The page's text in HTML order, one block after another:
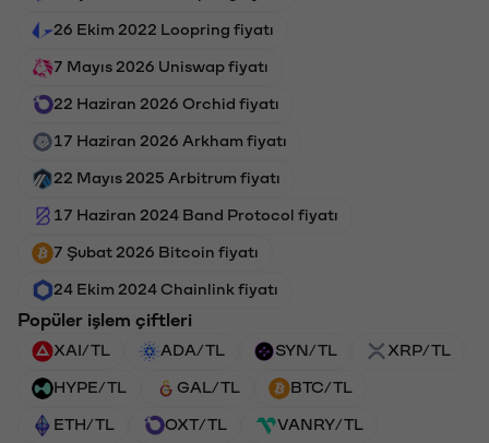
26 Ekim 2022 Loopring fiyatı
7 Mayıs 2026 Uniswap fiyatı
22 Haziran 2026 Orchid fiyatı
17 Haziran 2026 Arkham fiyatı
22 Mayıs 2025 Arbitrum fiyatı
17 Haziran 2024 Band Protocol fiyatı
7 Şubat 2026 Bitcoin fiyatı
24 Ekim 2024 Chainlink fiyatı
Popüler işlem çiftleri
XAI/TL ADA/TL SYN/TL XRP/TL
HYPE/TL GAL/TL BTC/TL
ETH/TL OXT/TL VANRY/TL